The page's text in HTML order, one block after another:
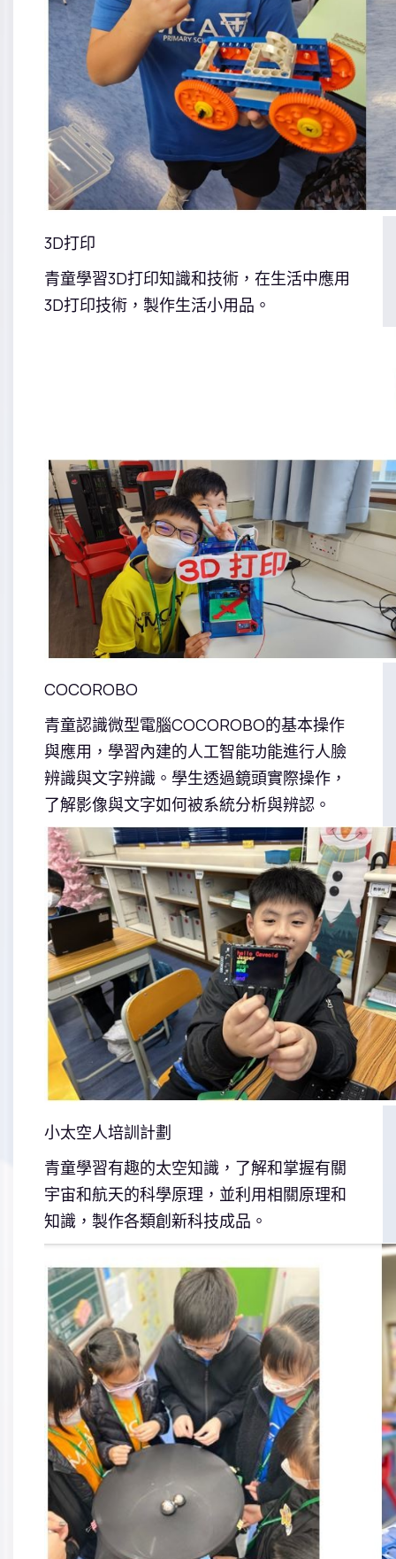
3D打印
青童學習3D打印知識和技術，在生活中應用
3D打印技術，製作生活小用品。
COCOROBO
青童認識微型電腦COCOROBO的基本操作
與應用，學習內建的人工智能功能進行人臉
辨識與文字辨識。學生透過鏡頭實際操作，
了解影像與文字如何被系統分析與辨認。
小太空人培訓計劃
青童學習有趣的太空知識，了解和掌握有關
宇宙和航天的科學原理，並利用相關原理和
知識，製作各類創新科技成品。